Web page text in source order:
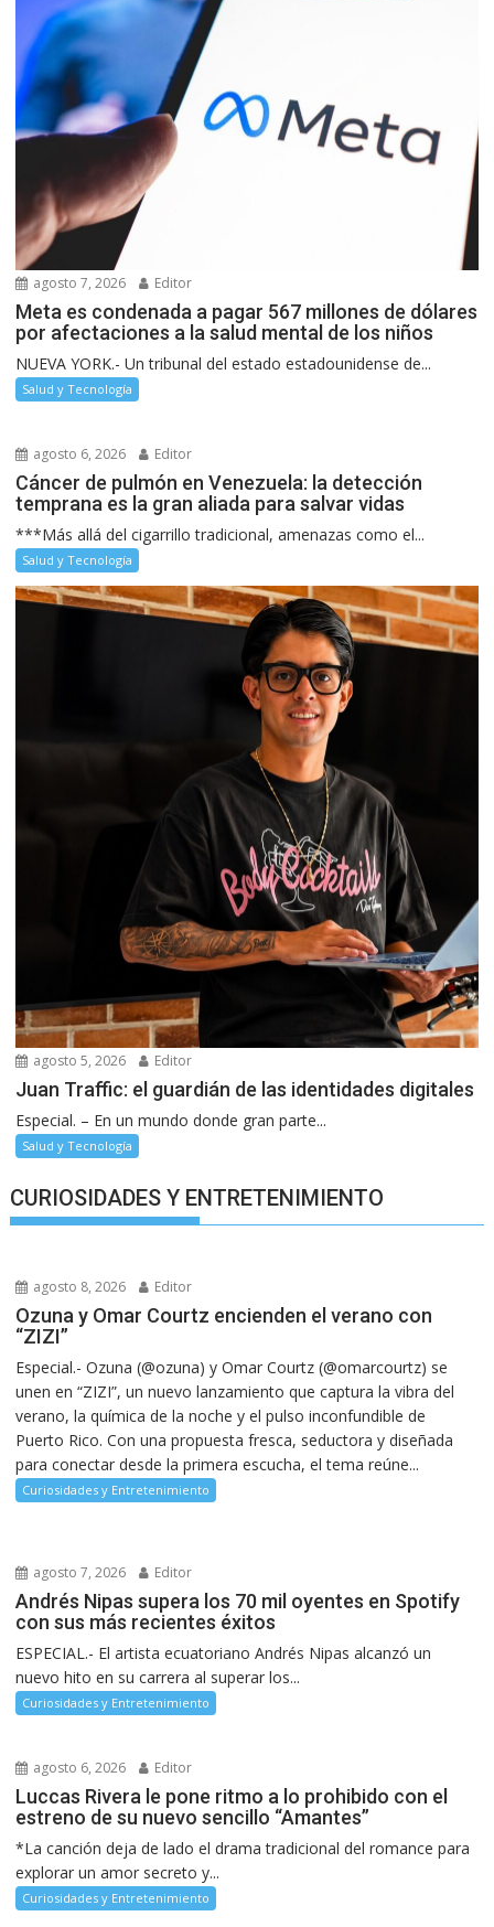
agosto 7, 2026 Editor
Meta es condenada a pagar 567 millones de dólares
por afectaciones a la salud mental de los niños
NUEVA YORK.- Un tribunal del estado estadounidense de...
Salud y Tecnología
agosto 6, 2026 Editor
Cáncer de pulmón en Venezuela: la detección
temprana es la gran aliada para salvar vidas
***Más allá del cigarrillo tradicional, amenazas como el...
Salud y Tecnología
agosto 5, 2026 Editor
Juan Traffic: el guardián de las identidades digitales
Especial. – En un mundo donde gran parte...
Salud y Tecnología
CURIOSIDADES Y ENTRETENIMIENTO
agosto 8, 2026 Editor
Ozuna y Omar Courtz encienden el verano con
“ZIZI”
Especial.- Ozuna (@ozuna) y Omar Courtz (@omarcourtz) se
unen en “ZIZI”, un nuevo lanzamiento que captura la vibra del
verano, la química de la noche y el pulso inconfundible de
Puerto Rico. Con una propuesta fresca, seductora y diseñada
para conectar desde la primera escucha, el tema reúne...
Curiosidades y Entretenimiento
agosto 7, 2026 Editor
Andrés Nipas supera los 70 mil oyentes en Spotify
con sus más recientes éxitos
ESPECIAL.- El artista ecuatoriano Andrés Nipas alcanzó un
nuevo hito en su carrera al superar los...
Curiosidades y Entretenimiento
agosto 6, 2026 Editor
Luccas Rivera le pone ritmo a lo prohibido con el
estreno de su nuevo sencillo “Amantes”
*La canción deja de lado el drama tradicional del romance para
explorar un amor secreto y...
Curiosidades y Entretenimiento